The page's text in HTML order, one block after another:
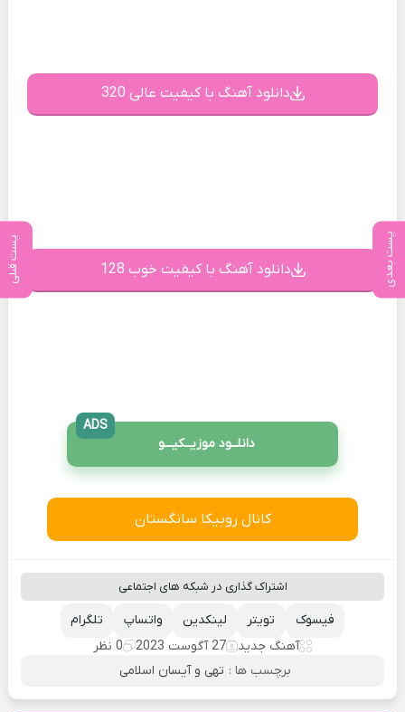
پست بعدی پست قبلی
دانلود آهنگ با کیفیت عالی 320
دانلود آهنگ با کیفیت خوب 128
دانلــود موزیــکیـــو
ADS
کانال روبیکا سانگستان
اشتراک گذاری در شبکه های اجتماعی
تلگرام واتساپ لینکدین تویتر
فیسوک
آهنگ جدید
27 آگوست 2023
0 نظر
برچسب ها : تهی و آیسان اسلامی